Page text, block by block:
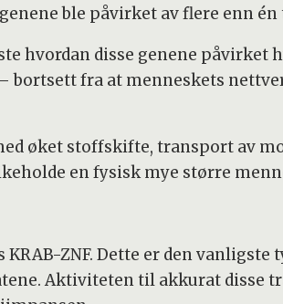
genene ble påvirket av flere enn
hvordan disse genene påvirket
fra at menneskets
øket stoffskifte, transport av
en fysisk mye større
ZNF. Dette er den
Aktiviteten til akkurat disse